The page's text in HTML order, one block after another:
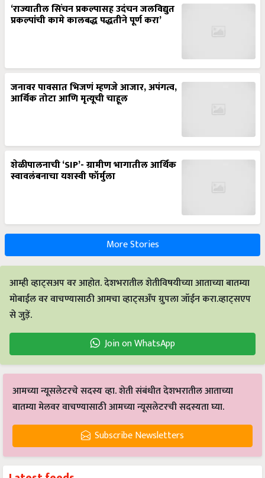
‘राज्यातील सिंचन प्रकल्पासह उदंचन जलविद्युत
प्रकल्पांची कामे कालबद्ध पद्धतीने पूर्ण करा’
जनावर पावसात भिजणं म्हणजे आजार, अपंगत्व,
आर्थिक तोटा आणि मृत्यूची चाहूल
शेळीपालनाची ‘SIP’- ग्रामीण भागातील आर्थिक
स्वावलंबनाचा यशस्वी फॉर्मुला
More Stories
आम्ही व्हाट्सअप वर आहोत. देशभरातील शेतीविषयीच्या आताच्या बातम्या
मोबाईल वर वाचण्यासाठी आमचा व्हाट्सअँप ग्रुपला जॉईन करा.व्हाट्सएप
से जुड़ें.
Join on WhatsApp
आमच्या न्यूसलेटरचे सदस्य व्हा. शेती संबंधीत देशभरातील आताच्या
बातम्या मेलवर वाचण्यासाठी आमच्या न्यूसलेटरची सदस्यता घ्या.
Subscribe Newsletters